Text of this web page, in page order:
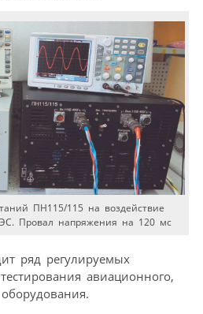
ПН115/115 на воздействие
Провал напряжения на 120 мс
ряд регулируемых
авиационного,